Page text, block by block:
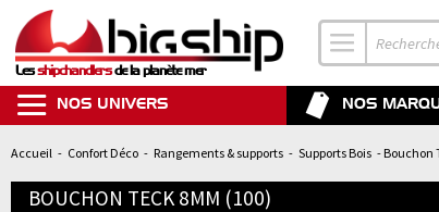
Lesshipchandlersde la planète mer
NOS UNIVERS NOS
Accueil - Confort Déco - Rangements & supports - Supports Bois - Bouchon
BOUCHON TECK 8MM (100)